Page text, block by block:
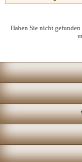
Haben Sie nicht